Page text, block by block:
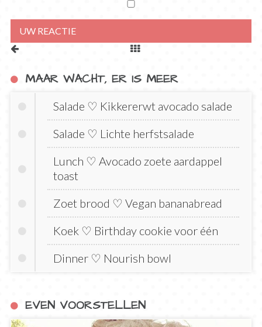
MAAR WACHT, ER IS MEER
Salade ♡ Kikkererwt avocado salade
Salade ♡ Lichte herfstsalade
Lunch ♡ Avocado zoete aardappel
toast
Zoet brood ♡ Vegan bananabread
Koek ♡ Birthday cookie voor één
Dinner ♡ Nourish bowl
EVEN VOORSTELLEN